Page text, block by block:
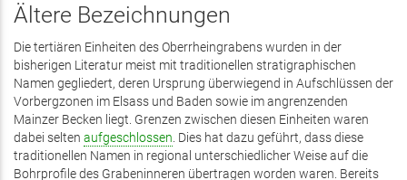
Ältere Bezeichnungen
Die tertiären Einheiten des Oberrheingrabens wurden in der
bisherigen Literatur meist mit traditionellen stratigraphischen
Namen gegliedert, deren Ursprung überwiegend in Aufschlüssen der
Vorbergzonen im Elsass und Baden sowie im angrenzenden
Mainzer Becken liegt. Grenzen zwischen diesen Einheiten waren
dabei selten aufgeschlossen. Dies hat dazu geführt, dass diese
traditionellen Namen in regional unterschiedlicher Weise auf die
Bohrprofile des Grabeninneren übertragen worden waren. Bereits